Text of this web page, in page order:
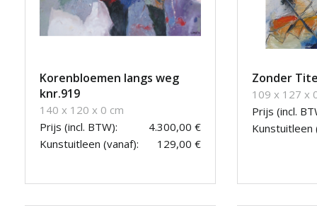
Korenbloemen langs weg
knr.919
140 x 120 x 0 cm
Prijs (incl. BTW):
4.300,00 €
Kunstuitleen (vanaf):
129,00 €
Zonder
109 x 127 x
Prijs (incl.
Kunstuitleen